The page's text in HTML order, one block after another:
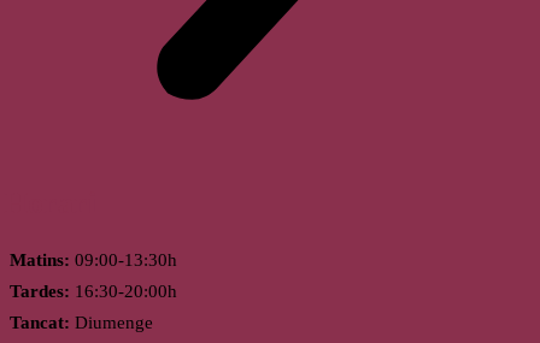
Matins: 09:00-13:30h
Tardes: 16:30-20:00h
Tancat: Diumenge